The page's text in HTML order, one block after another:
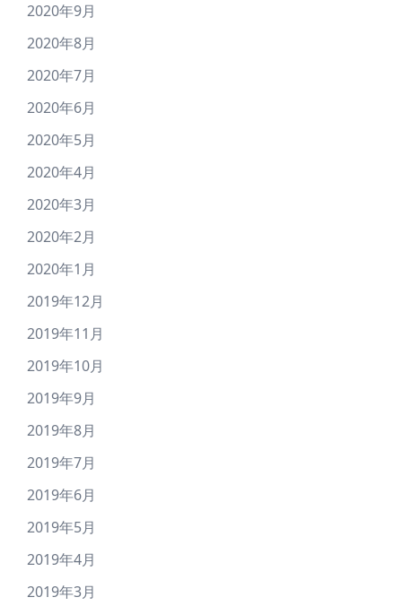
2020年9月
2020年8月
2020年7月
2020年6月
2020年5月
2020年4月
2020年3月
2020年2月
2020年1月
2019年12月
2019年11月
2019年10月
2019年9月
2019年8月
2019年7月
2019年6月
2019年5月
2019年4月
2019年3月